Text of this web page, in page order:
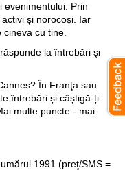
evenimentului. Prin
și norocoși. Iar
cu tine.
la întrebări şi
În Franţa sau
întrebări și câștigă-ți
multe puncte - mai
1991 (preţ/SMS =